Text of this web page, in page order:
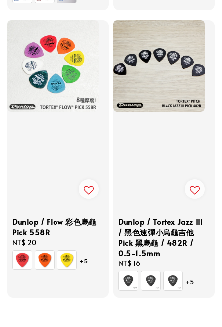
Dunlop / Flow 彩色烏龜
Pick 558R
Regular
price
NT$ 20
+5
Dunlop / Tortex Jazz III
/ 黑色速彈小烏龜吉他
Pick 黑烏龜 / 482R /
0.5-1.5mm
Regular
price
NT$ 16
+5